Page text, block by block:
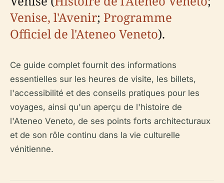
Venise, l'Avenir; Programme
Officiel de l'Ateneo Veneto).
Ce guide complet fournit des informations
essentielles sur les heures de visite, les billets,
l'accessibilité et des conseils pratiques pour les
voyages, ainsi qu'un aperçu de l'histoire de
l'Ateneo Veneto, de ses points forts architecturaux
et de son rôle continu dans la vie culturelle
vénitienne.